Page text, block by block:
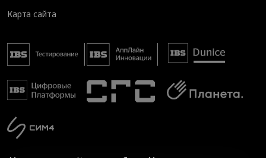
Карта сайта